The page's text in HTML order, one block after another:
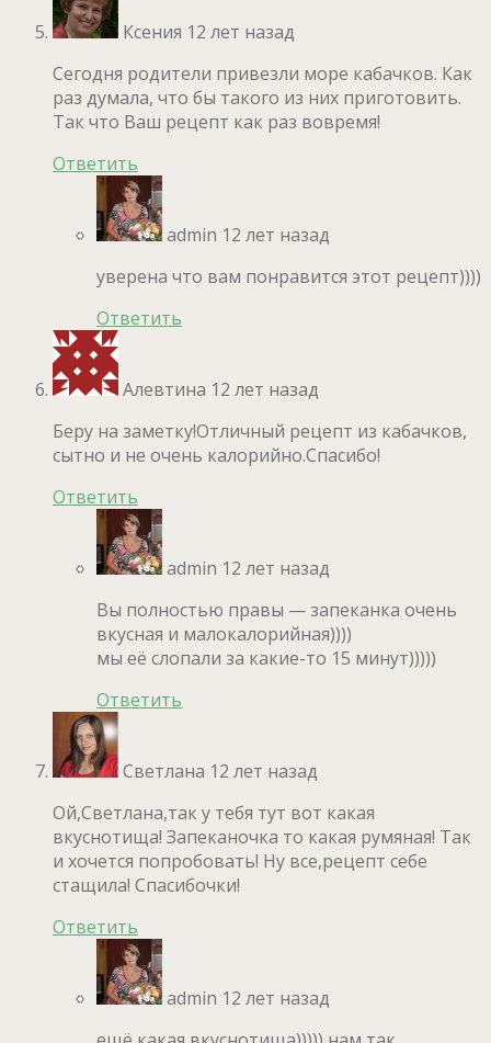
Ксения 12 лет назад
Сегодня родители привезли море кабачков. Как
раз думала, что бы такого из них приготовить.
Так что Ваш рецепт как раз вовремя!
Ответить
admin 12 лет назад
уверена что вам понравится этот рецепт))))
Ответить
Алевтина 12 лет назад
Беру на заметку!Отличный рецепт из кабачков,
сытно и не очень калорийно.Спасибо!
Ответить
admin 12 лет назад
Вы полностью правы — запеканка очень
вкусная и малокалорийная))))
мы её слопали за какие-то 15 минут)))))
Ответить
Светлана 12 лет назад
Ой,Светлана,так у тебя тут вот какая
вкуснотища! Запеканочка то какая румяная! Так
и хочется попробовать! Ну все,рецепт себе
стащила! Спасибочки!
Ответить
admin 12 лет назад